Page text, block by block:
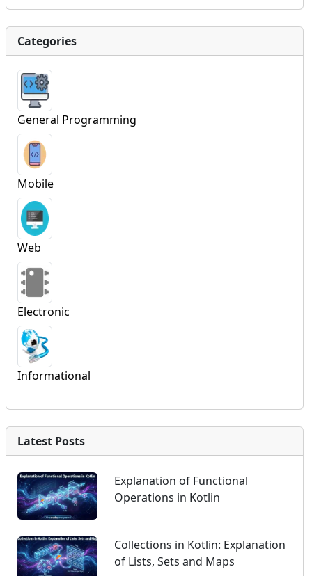
Categories
General Programming
Mobile
Web
Electronic
Informational
Latest Posts
Explanation of Functional
Operations in Kotlin
Collections in Kotlin: Explanation
of Lists, Sets and Maps